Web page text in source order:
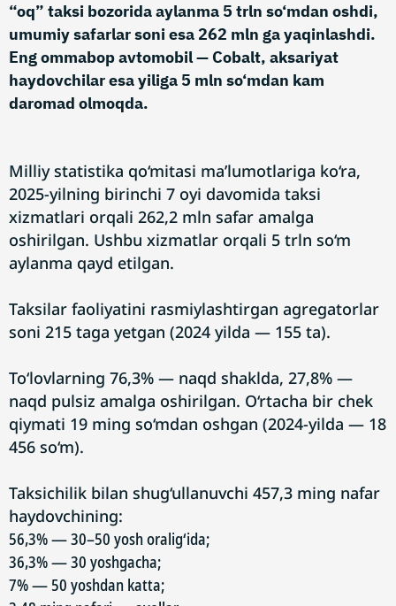
“oq” taksi bozorida aylanma 5 trln so‘mdan oshdi,
umumiy safarlar soni esa 262 mln ga yaqinlashdi.
Eng ommabop avtomobil — Cobalt, aksariyat
haydovchilar esa yiliga 5 mln so‘mdan kam
daromad olmoqda.
Milliy statistika qo‘mitasi ma’lumotlariga ko‘ra,
2025-yilning birinchi 7 oyi davomida taksi
xizmatlari orqali 262,2 mln safar amalga
oshirilgan. Ushbu xizmatlar orqali 5 trln so‘m
aylanma qayd etilgan.
Taksilar faoliyatini rasmiylashtirgan agregatorlar
soni 215 taga yetgan (2024 yilda — 155 ta).
To‘lovlarning 76,3% — naqd shaklda, 27,8% —
naqd pulsiz amalga oshirilgan. O‘rtacha bir chek
qiymati 19 ming so‘mdan oshgan (2024-yilda — 18
456 so‘m).
Taksichilik bilan shug‘ullanuvchi 457,3 ming nafar
haydovchining:
56,3% — 30–50 yosh oralig‘ida;
36,3% — 30 yoshgacha;
7% — 50 yoshdan katta;